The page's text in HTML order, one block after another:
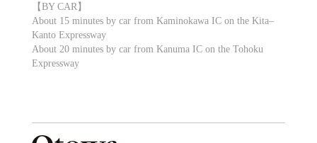
【BY CAR】
About 15 minutes by car from Kaminokawa IC on the Kita–
Kanto Expressway
About 20 minutes by car from Kanuma IC on the Tohoku
Expressway